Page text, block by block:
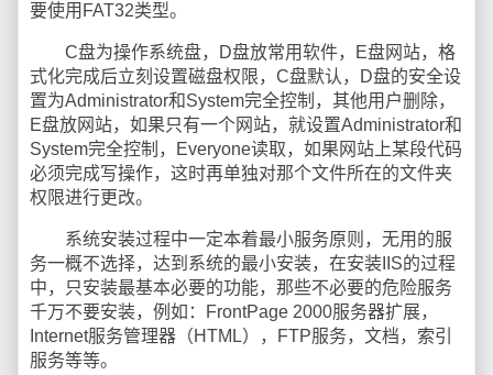
要使用FAT32类型。
C盘为操作系统盘，D盘放常用软件，E盘网站，格
式化完成后立刻设置磁盘权限，C盘默认，D盘的安全设
置为Administrator和System完全控制，其他用户删除，
E盘放网站，如果只有一个网站，就设置Administrator和
System完全控制，Everyone读取，如果网站上某段代码
必须完成写操作，这时再单独对那个文件所在的文件夹
权限进行更改。
系统安装过程中一定本着最小服务原则，无用的服
务一概不选择，达到系统的最小安装，在安装IIS的过程
中，只安装最基本必要的功能，那些不必要的危险服务
千万不要安装，例如：FrontPage 2000服务器扩展，
Internet服务管理器（HTML），FTP服务，文档，索引
服务等等。